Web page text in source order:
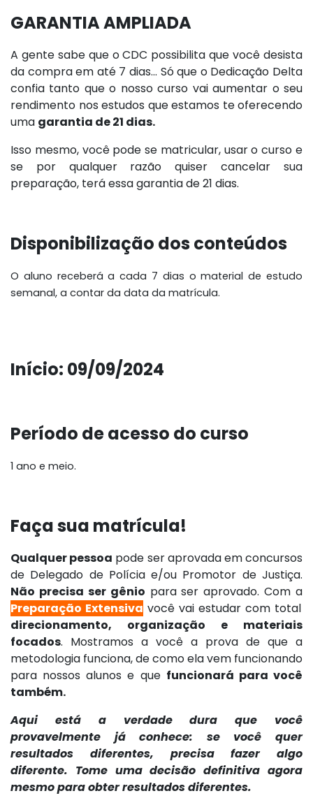
GARANTIA AMPLIADA
A gente sabe que o CDC possibilita que você desista
da compra em até 7 dias... Só que o Dedicação Delta
confia tanto que o nosso curso vai aumentar o seu
rendimento nos estudos que estamos te oferecendo
uma garantia de 21 dias.
Isso mesmo, você pode se matricular, usar o curso e
se por qualquer razão quiser cancelar sua
preparação, terá essa garantia de 21 dias.
Disponibilização dos conteúdos
O aluno receberá a cada 7 dias o material de estudo
semanal, a contar da data da matrícula.
Início: 09/09/2024
Período de acesso do curso
1 ano e meio.
Faça sua matrícula!
Qualquer pessoa pode ser aprovada em concursos
de Delegado de Polícia e/ou Promotor de Justiça.
Não precisa ser gênio para ser aprovado. Com a
Preparação Extensiva você vai estudar com total
direcionamento, organização e materiais
focados. Mostramos a você a prova de que a
metodologia funciona, de como ela vem funcionando
para nossos alunos e que funcionará para você
também.
Aqui está a verdade dura que você
provavelmente já conhece: se você quer
resultados diferentes, precisa fazer algo
diferente. Tome uma decisão definitiva agora
mesmo para obter resultados diferentes.